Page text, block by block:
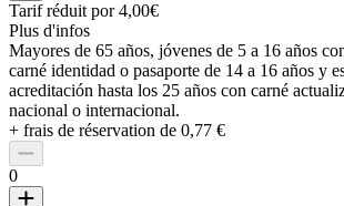
Tarif réduit por 4,00€
Plus d'infos
Mayores de 65 años, jóvenes de 5 a 16 años
carné identidad o pasaporte de 14 a 16 años y
acreditación hasta los 25 años con carné
nacional o internacional.
+ frais de réservation de 0,77 €
0